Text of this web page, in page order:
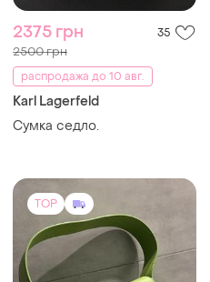
2375 грн 35
2500 грн
распродажа до 10 авг.
Karl Lagerfeld
Сумка седло.
TOP